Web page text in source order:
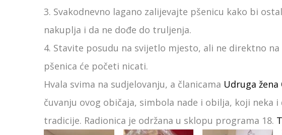
3. Svakodnevno lagano zalijevajte pšenicu kako bi
nakuplja i da ne dođe do truljenja.
4. Stavite posudu na svijetlo mjesto, ali ne direktno
pšenica će početi nicati.
Hvala svima na sudjelovanju, a članicama Udruga žena
čuvanju ovog običaja, simbola nade i obilja, koji neka
tradicije. Radionica je održana u sklopu programa 18.